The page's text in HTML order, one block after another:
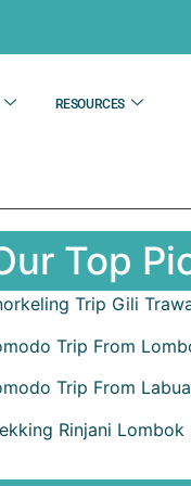
RESOURCES
Top
Trip Gili
Trip From
Trip From
Rinjani Lombok